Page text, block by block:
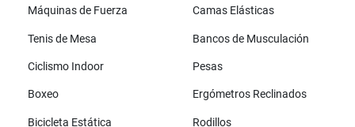
Máquinas de Fuerza Camas Elásticas
Tenis de Mesa Bancos de Musculación
Ciclismo Indoor Pesas
Boxeo Ergómetros Reclinados
Bicicleta Estática Rodillos